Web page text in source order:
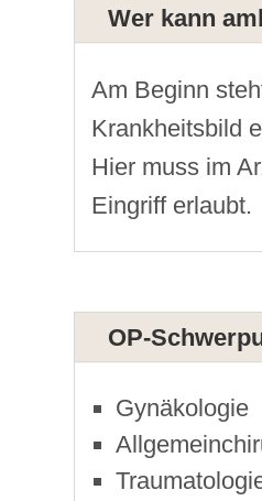
Wer kann
Am Beginn
Krankheitsbild
Hier muss im
Eingriff erlaubt.
OP-
Gynäkologie